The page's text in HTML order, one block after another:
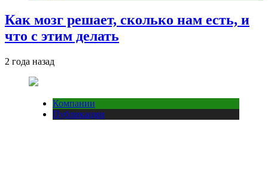
Как мозг решает, сколько нам есть, и
что с этим делать
2 года назад
Компании
Публикации